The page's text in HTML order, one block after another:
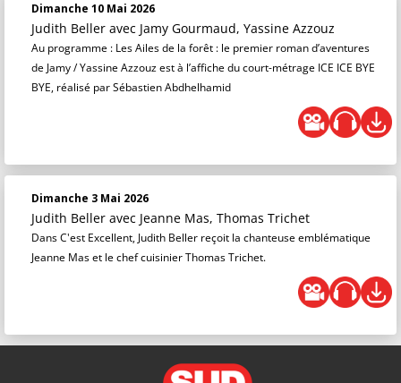
Dimanche 10 Mai 2026
Judith Beller avec Jamy Gourmaud, Yassine Azzouz
Au programme : Les Ailes de la forêt : le premier roman d’aventures
de Jamy / Yassine Azzouz est à l’affiche du court-métrage ICE ICE BYE
BYE, réalisé par Sébastien Abdhelhamid
Dimanche 3 Mai 2026
Judith Beller avec Jeanne Mas, Thomas Trichet
Dans C'est Excellent, Judith Beller reçoit la chanteuse emblématique
Jeanne Mas et le chef cuisinier Thomas Trichet.